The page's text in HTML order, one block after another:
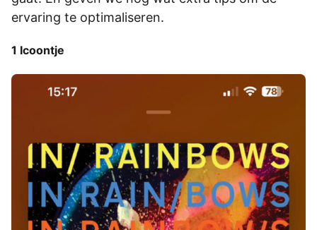
ervaring te optimaliseren­­­.
1 Icoontje